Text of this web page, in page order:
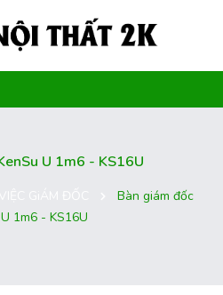
U 1m6 - KS16U
Bàn giám đốc
1m6 - KS16U